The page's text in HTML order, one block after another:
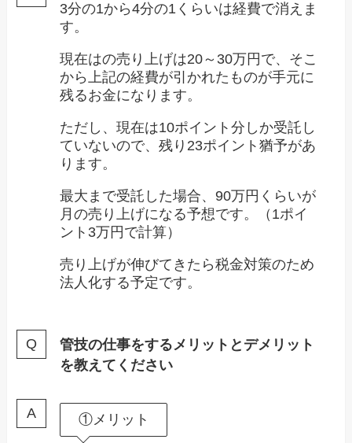
3分の1から4分の1くらいは経費で消えま
す。
現在はの売り上げは20～30万円で、そこ
から上記の経費が引かれたものが手元に
残るお金になります。
ただし、現在は10ポイント分しか受託し
ていないので、残り23ポイント猶予があ
ります。
最大まで受託した場合、90万円くらいが
月の売り上げになる予想です。（1ポイ
ント3万円で計算）
売り上げが伸びてきたら税金対策のため
法人化する予定です。
管技の仕事をするメリットとデメリット
を教えてください
①メリット